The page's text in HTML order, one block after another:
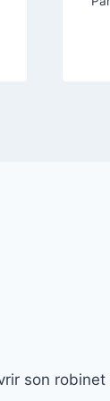
son robinet